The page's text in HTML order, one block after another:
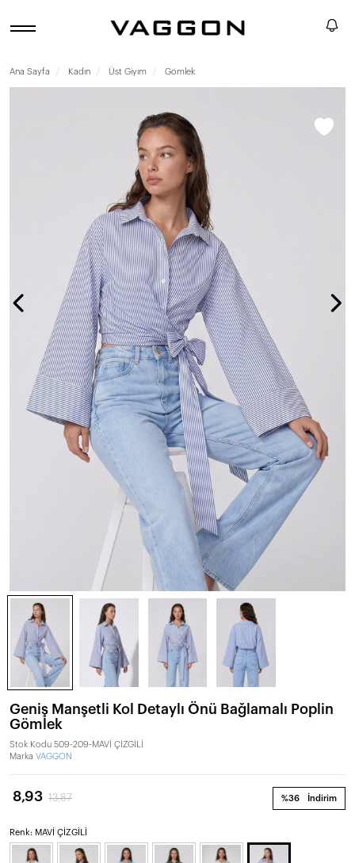
Ana Sayfa Kadın Üst Giyim Gömlek
Geniş Manşetli Kol Detaylı Önü Bağlamalı Poplin
Gömlek
Stok Kodu 509-209-MAVİ ÇİZGİLİ
Marka VAGGON
%36 İndirim
8,93 13,87
Renk: MAVİ ÇİZGİLİ